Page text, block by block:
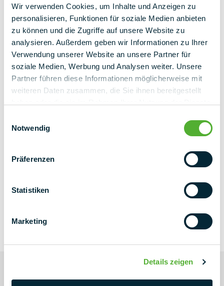
Wir verwenden Cookies, um Inhalte und Anzeigen zu
personalisieren, Funktionen für soziale Medien anbieten
zu können und die Zugriffe auf unsere Website zu
analysieren. Außerdem geben wir Informationen zu Ihrer
Verwendung unserer Website an unsere Partner für
soziale Medien, Werbung und Analysen weiter. Unsere
Partner führen diese Informationen möglicherweise mit
weiteren Daten zusammen, die Sie ihnen bereitgestellt
Notwendig
Präferenzen
Statistiken
Marketing
Details zeigen
NEWSLETTER